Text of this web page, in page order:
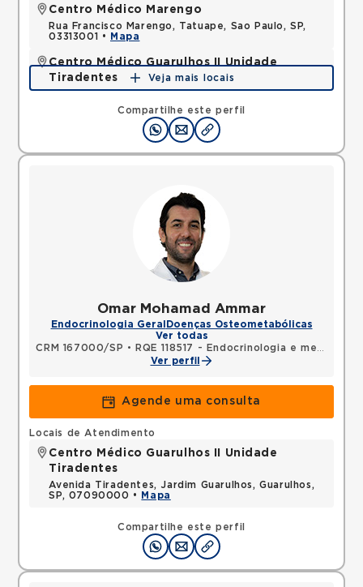
Compartilhe este perfil
Centro Médico Marengo
Rua Francisco Marengo, Tatuape, Sao Paulo, SP,
03313001 •
Mapa
Centro Médico Guarulhos II Unidade
Tiradentes
Avenida Tiradentes, Jardim Guarulhos, Guarulhos,
SP, 07090000 •
Mapa
Veja mais locais
Omar Mohamad Ammar
Endocrinologia Geral Doenças Osteometabólicas
Ver todas
CRM 167000/SP •
RQE 118517 - Endocrinologia e metabologia
Ver perfil
Agende uma consulta
Compartilhe este perfil
Locais de Atendimento
Centro Médico Guarulhos II Unidade
Tiradentes
Avenida Tiradentes, Jardim Guarulhos, Guarulhos,
SP, 07090000 •
Mapa